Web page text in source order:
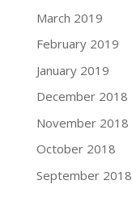
March 2019
February 2019
January 2019
December 2018
November 2018
October 2018
September 2018